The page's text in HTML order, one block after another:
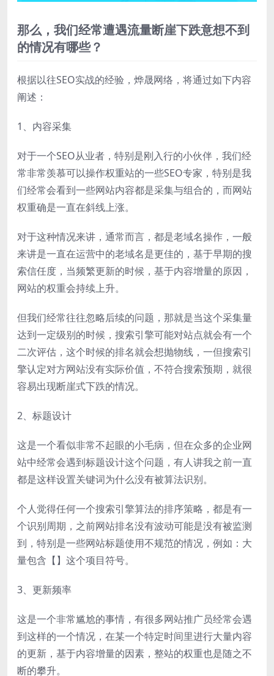
那么，我们经常遭遇流量断崖下跌意想不到
的情况有哪些？
根据以往SEO实战的经验，烨晟网络，将通过如下内容
阐述：
1、内容采集
对于一个SEO从业者，特别是刚入行的小伙伴，我们经
常非常羡慕可以操作权重站的一些SEO专家，特别是我
们经常会看到一些网站内容都是采集与组合的，而网站
权重确是一直在斜线上涨。
对于这种情况来讲，通常而言，都是老域名操作，一般
来讲是一直在运营中的老域名是更佳的，基于早期的搜
索信任度，当频繁更新的时候，基于内容增量的原因，
网站的权重会持续上升。
但我们经常往往忽略后续的问题，那就是当这个采集量
达到一定级别的时候，搜索引擎可能对站点就会有一个
二次评估，这个时候的排名就会想抛物线，一但搜索引
擎认定对方网站没有实际价值，不符合搜索预期，就很
容易出现断崖式下跌的情况。
2、标题设计
这是一个看似非常不起眼的小毛病，但在众多的企业网
站中经常会遇到标题设计这个问题，有人讲我之前一直
都是这样设置关键词为什么没有被算法识别。
个人觉得任何一个搜索引擎算法的排序策略，都是有一
个识别周期，之前网站排名没有波动可能是没有被监测
到，特别是一些网站标题使用不规范的情况，例如：大
量包含【】这个项目符号。
3、更新频率
这是一个非常尴尬的事情，有很多网站推广员经常会遇
到这样的一个情况，在某一个特定时间里进行大量内容
的更新，基于内容增量的因素，整站的权重也是随之不
断的攀升。